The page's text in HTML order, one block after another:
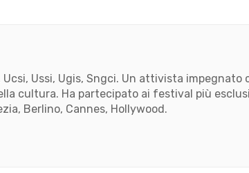
Ussi, Ugis, Sngci. Un attivista
cultura. Ha partecipato ai festival più
Berlino, Cannes, Hollywood.